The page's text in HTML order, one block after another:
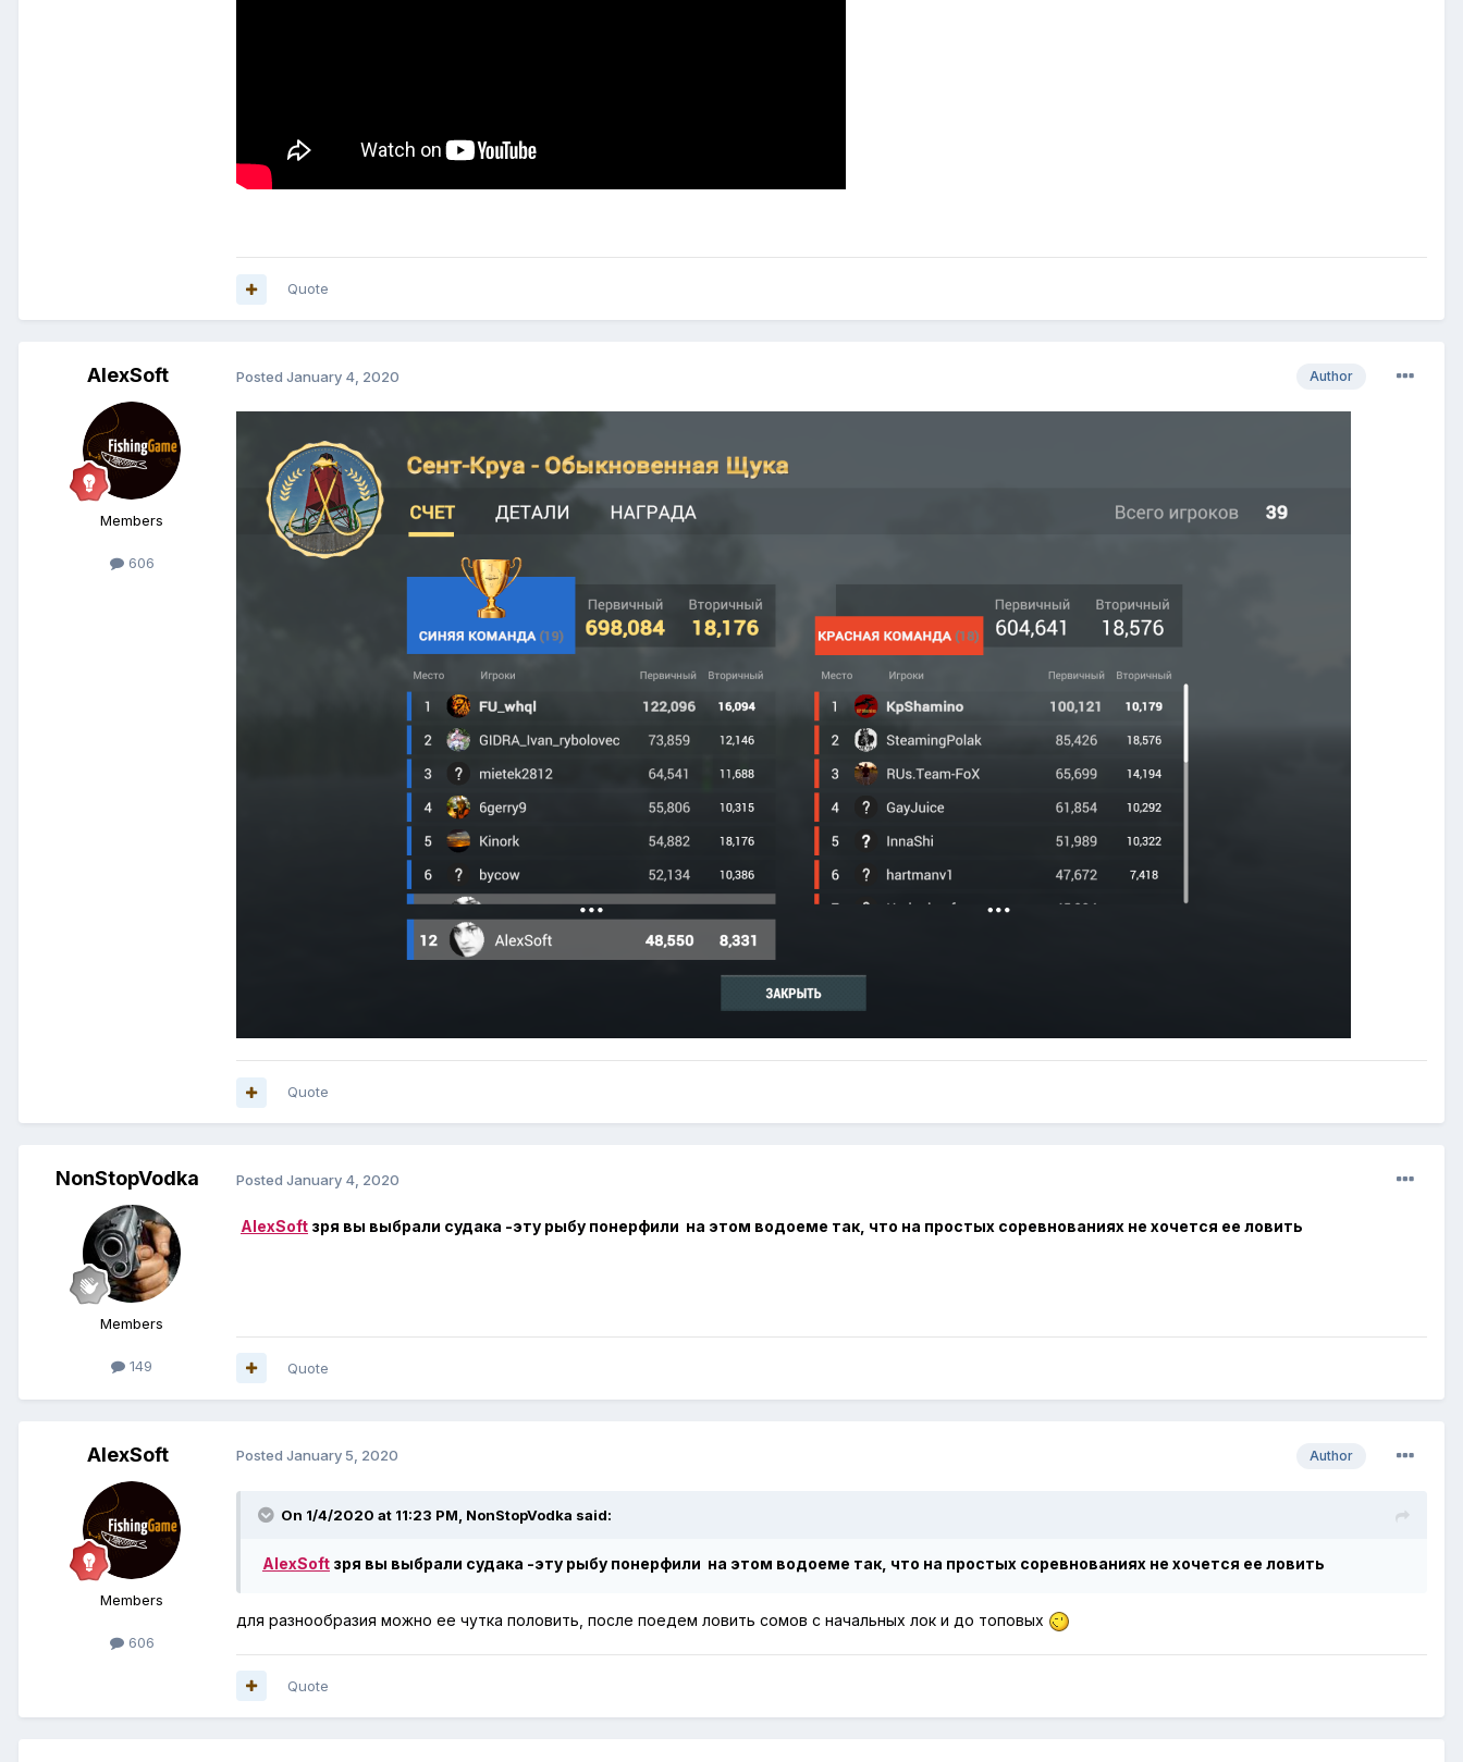
Quote
AlexSoft
Members
606
Author
Posted January 4, 2020
Quote
NonStopVodka
Members
149
Posted January 4, 2020
AlexSoft зря вы выбрали судака -эту рыбу понерфили на этом водоеме так, что на простых соревнованиях не хочется ее ловить
Quote
AlexSoft
Members
606
Author
Posted January 5, 2020
On 1/4/2020 at 11:23 PM, NonStopVodka said:
AlexSoft зря вы выбрали судака -эту рыбу понерфили на этом водоеме так, что на простых соревнованиях не хочется ее ловить
для разнообразия можно ее чутка половить, после поедем ловить сомов с начальных лок и до топовых
Quote